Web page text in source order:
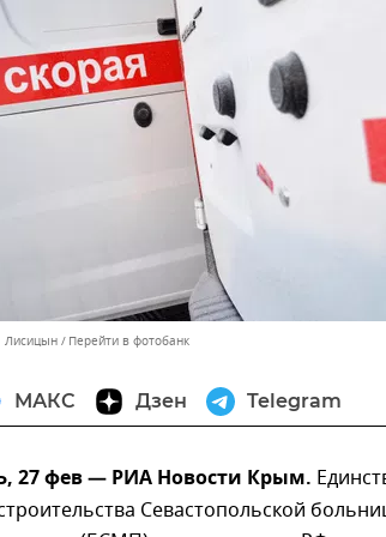
Лисицын Перейти в фотобанк
МАКС Дзен Telegram
27 фев — РИА Новости Крым.
Севастопольской